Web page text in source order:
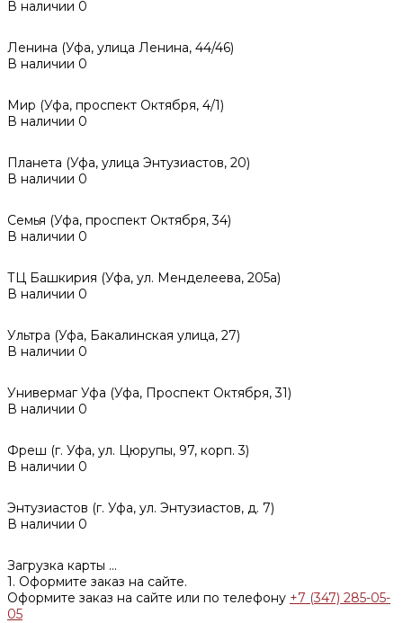
В наличии 0
Ленина (Уфа, улица Ленина, 44/46)
В наличии 0
Мир (Уфа, проспект Октября, 4/1)
В наличии 0
Планета (Уфа, улица Энтузиастов, 20)
В наличии 0
Семья (Уфа, проспект Октября, 34)
В наличии 0
ТЦ Башкирия (Уфа, ул. Менделеева, 205а)
В наличии 0
Ультра (Уфа, Бакалинская улица, 27)
В наличии 0
Универмаг Уфа (Уфа, Проспект Октября, 31)
В наличии 0
Фреш (г‌. Уфа, ул. Цюрупы, 97, корп. 3)
В наличии 0
Энтузиастов (г. Уфа, ул. Энтузиастов, д. 7)
В наличии 0
Загрузка карты ...
1. Оформите заказ на сайте.
Оформите заказ на сайте или по телефону +7 (347) 285-05-
05